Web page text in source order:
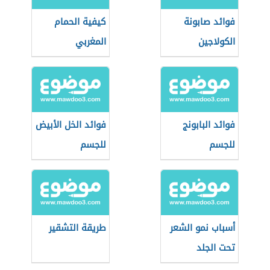
فوائد صابونة
الكولاجين
كيفية الحمام
المغربي
فوائد البابونج
للجسم
فوائد الخل الأبيض
للجسم
أسباب نمو الشعر
تحت الجلد
طريقة التشقير